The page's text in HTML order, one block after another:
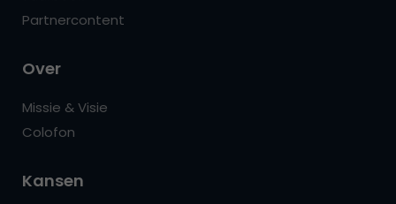
Partnercontent
Over
Missie & Visie
Colofon
Kansen